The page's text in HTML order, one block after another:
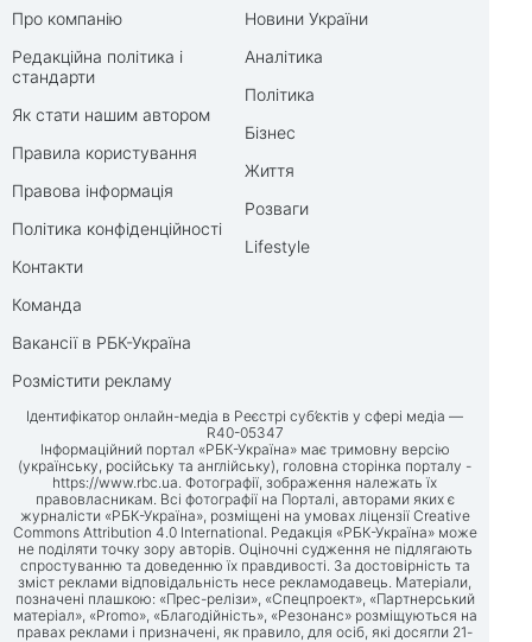
Про компанію
Редакційна політика і
стандарти
Як стати нашим автором
Правила користування
Правова інформація
Політика конфіденційності
Контакти
Команда
Вакансії в РБК-Україна
Розмістити рекламу
Новини України
Аналітика
Політика
Бізнес
Життя
Розваги
Lifestyle
Ідентифікатор онлайн-медіа в Реєстрі суб’єктів у сфері медіа —
R40-05347
Інформаційний портал «РБК-Україна» має тримовну версію
(українську, російську та англійську), головна сторінка порталу -
https://www.rbc.ua. Фотографії, зображення належать їх
правовласникам. Всі фотографії на Порталі, авторами яких є
журналісти «РБК-Україна», розміщені на умовах ліцензії Creative
Commons Attribution 4.0 International. Редакція «РБК-Україна» може
не поділяти точку зору авторів. Оціночні судження не підлягають
спростуванню та доведенню їх правдивості. За достовірність та
зміст реклами відповідальність несе рекламодавець. Матеріали,
позначені плашкою: «Прес-релізи», «Спецпроект», «Партнерський
матеріал», «Promo», «Благодійність», «Резонанс» розміщуються на
правах реклами і призначені, як правило, для осіб, які досягли 21-